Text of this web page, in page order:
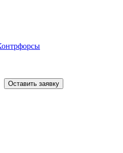
Оставить заявку